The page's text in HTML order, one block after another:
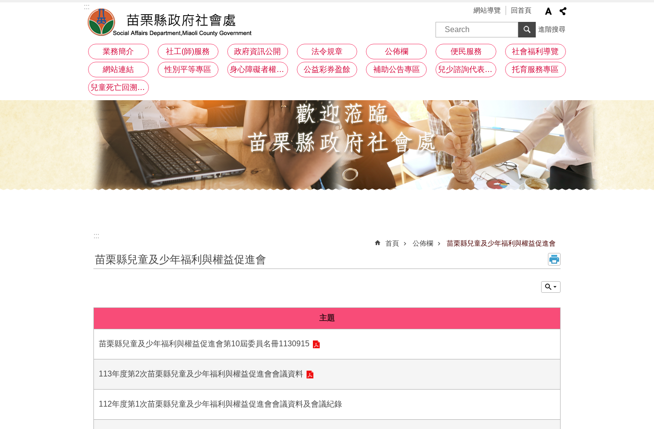
::: 網站導覽 回首頁
進階搜尋
業務簡介 社工(師)服務 政府資訊公開 法令規章 公佈欄 便民服務 社會福利導覽
網站連結 性別平等專區 身心障礙者權利公約(CRPD)專區 公益彩券盈餘 補助公告專區 兒少諮詢代表專區 托育服務專區
兒童死亡回溯分析
:::
首頁 公佈欄 苗栗縣兒童及少年福利與權益促進會
苗栗縣兒童及少年福利與權益促進會
主題
苗栗縣兒童及少年福利與權益促進會第10屆委員名冊1130915
113年度第2次苗栗縣兒童及少年福利與權益促進會會議資料
112年度第1次苗栗縣兒童及少年福利與權益促進會會議資料及會議紀錄